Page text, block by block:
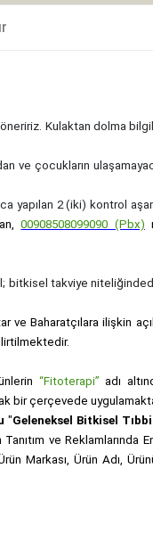
Kulaktan dolma
ve çocukların
yapılan 2 (iki) kontrol
00908508099090 (Pbx)
bitkisel takviye
ve Baharatçılara ilişkin
“Fitoterapi” adı
bir çerçevede
"Geleneksel Bitkisel
ve Reklamlarında
Markası, Ürün Adı,